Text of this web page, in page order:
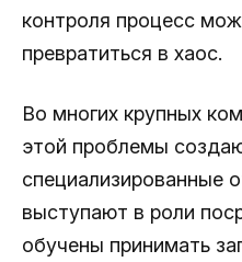
контроля процесс
превратиться в хаос.
Во многих крупных
этой проблемы
специализированные
выступают в роли
обучены принимать